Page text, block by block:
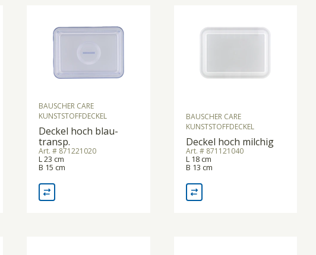
BAUSCHER CARE
KUNSTSTOFFDECKEL
Deckel hoch blau-
transp.
Art. # 871221020
L 23 cm
B 15 cm
BAUSCHER CARE
KUNSTSTOFFDECKEL
Deckel hoch milchig
Art. # 871121040
L 18 cm
B 13 cm